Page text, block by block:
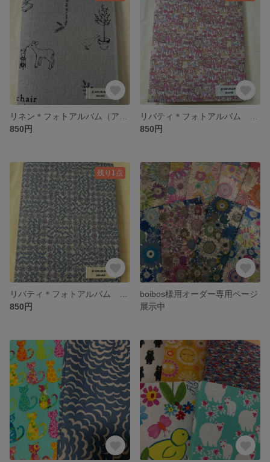
850円
850円
残り1点
850円
boibos様用オーダー専用ページ
展示中